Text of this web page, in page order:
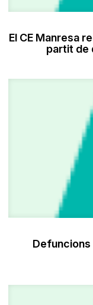
El CE Manresa
partit de
Defuncions